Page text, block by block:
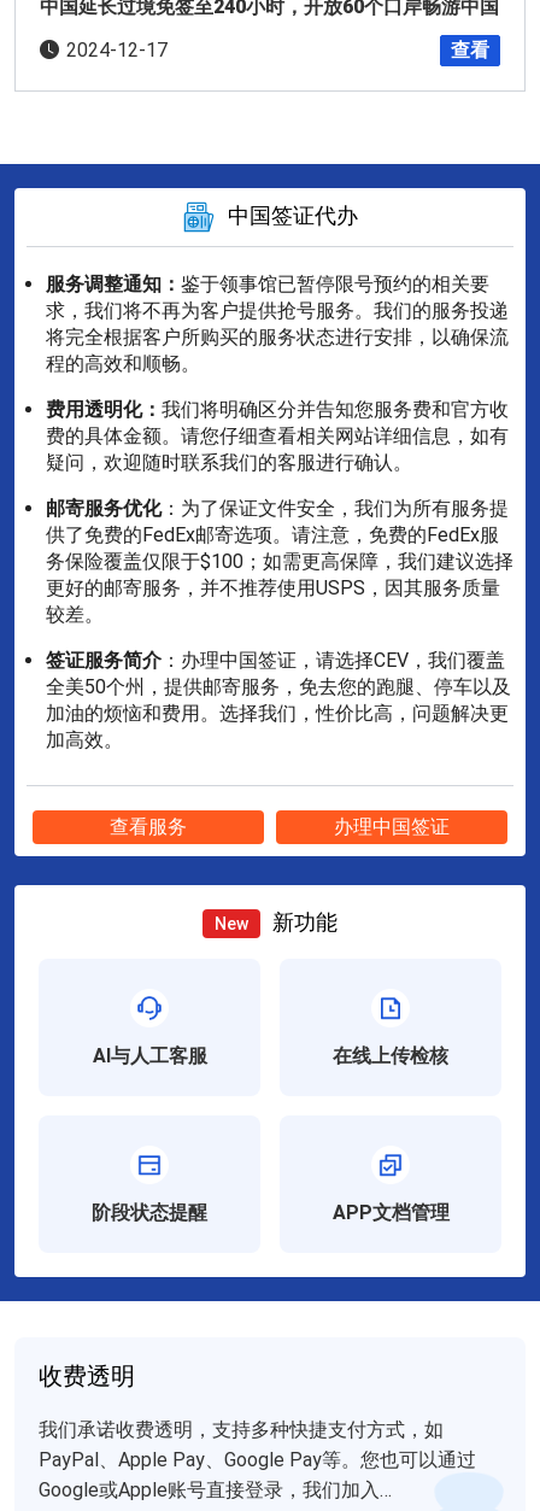
中国延长过境免签至240小时，开放60个口岸畅游中国
2024-12-17
查看
中国签证代办
服务调整通知： 鉴于领事馆已暂停限号预约的相关要
求，我们将不再为客户提供抢号服务。我们的服务投递
将完全根据客户所购买的服务状态进行安排，以确保流
程的高效和顺畅。
费用透明化： 我们将明确区分并告知您服务费和官方收
费的具体金额。请您仔细查看相关网站详细信息，如有
疑问，欢迎随时联系我们的客服进行确认。
邮寄服务优化：为了保证文件安全，我们为所有服务提
供了免费的FedEx邮寄选项。请注意，免费的FedEx服
务保险覆盖仅限于$100；如需更高保障，我们建议选择
更好的邮寄服务，并不推荐使用USPS，因其服务质量
较差。
签证服务简介：办理中国签证，请选择CEV，我们覆盖
全美50个州，提供邮寄服务，免去您的跑腿、停车以及
加油的烦恼和费用。选择我们，性价比高，问题解决更
加高效。
查看服务 办理中国签证
New 新功能
AI与人工客服 在线上传检核
阶段状态提醒 APP文档管理
收费透明
我们承诺收费透明，支持多种快捷支付方式，如
PayPal、Apple Pay、Google Pay等。您也可以通过
Google或Apple账号直接登录，我们加入